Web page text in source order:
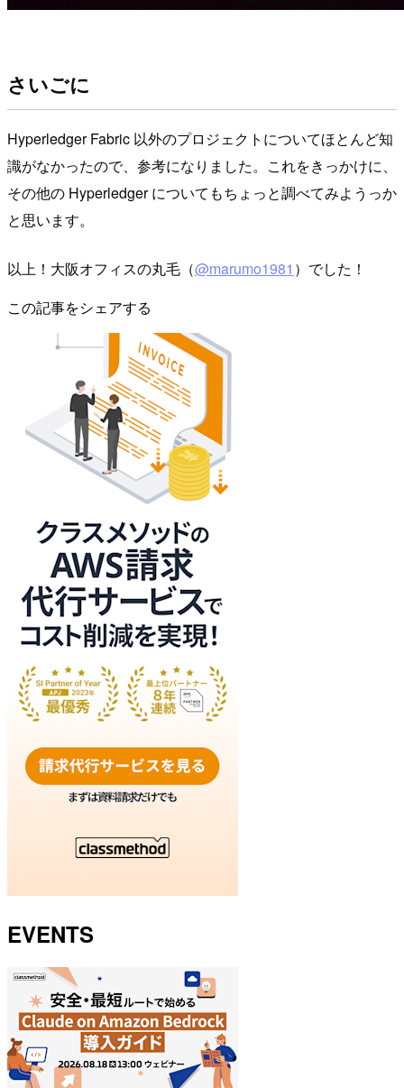
さいごに
Hyperledger Fabric 以外のプロジェクトについてほとんど知
識がなかったので、参考になりました。これをきっかけに、
その他の Hyperledger についてもちょっと調べてみようっか
と思います。
以上！大阪オフィスの丸毛（@marumo1981 ）でした！
この記事をシェアする
EVENTS